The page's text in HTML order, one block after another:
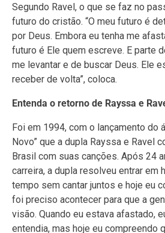
Segundo Ravel, o que se faz no
futuro do cristão. “O meu futuro é
por Deus. Embora eu tenha me
futuro é Ele quem escreve. E parte
me levantar e de buscar Deus. Ele
receber de volta”, coloca.
Entenda o retorno de Rayssa e
Foi em 1994, com o lançamento do
Novo” que a dupla Rayssa e Ravel
Brasil com suas canções. Após 24
carreira, a dupla resolveu entrar em
tempo sem cantar juntos e hoje eu
foi preciso acontecer para que a
visão. Quando eu estava afastado,
entendia, mas hoje eu compreendo